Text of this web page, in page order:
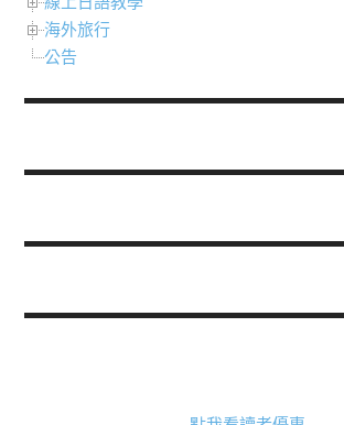
海外旅行
公告